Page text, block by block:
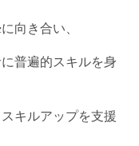
向き合い、
普遍的スキルを身
キルアップを支援